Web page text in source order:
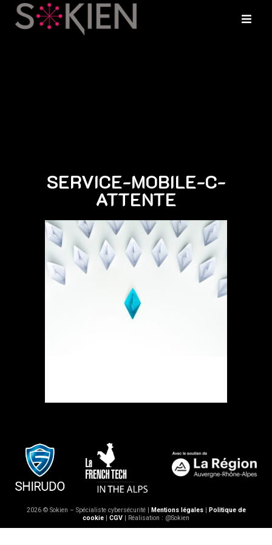
SERVICE-MOBILE-C-
ATTENTE
2026 © Sokien – Spécialiste cybersécurité | Mentions légales| Politique de
cookie | CGV | Réalisation : @Sokien